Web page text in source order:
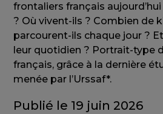
frontaliers français
? Où vivent-ils ? Combien de
parcourent-ils chaque jour ?
leur quotidien ? Portrait-type
français, grâce à la dernière
menée par l’Urssaf*.
Publié le 19 juin 2026